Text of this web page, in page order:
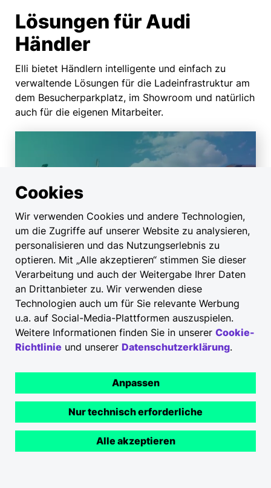
Lösungen für Audi
Händler
Elli bietet Händlern intelligente und einfach zu
verwaltende Lösungen für die Ladeinfrastruktur am
dem Besucherparkplatz, im Showroom und natürlich
auch für die eigenen Mitarbeiter.
Lade­lösungen für
Autohäuser und
Service­betriebe
E-Ladestationen und Elli Charging Site
Management für Einzel- und Großhandel auch
bei Ihnen nahtlos integrieren – auf dem
Besucherparkplatz, in der Servicewerkstatt
und auch über mehrere Standorte.
Cookies
Wir verwenden Cookies und andere Technologien,
um die Zugriffe auf unserer Website zu analysieren,
personalisieren und das Nutzungserlebnis zu
optieren. Mit „Alle akzeptieren“ stimmen Sie dieser
Verarbeitung und auch der Weitergabe Ihrer Daten
an Drittanbieter zu. Wir verwenden diese
Technologien auch um für Sie relevante Werbung
u.a. auf Social-Media-Plattformen auszuspielen.
Weitere Informationen finden Sie in unserer Cookie-
Richtlinie und unserer Datenschutzerklärung.
Anpassen
Nur technisch erforderliche
Alle akzeptieren